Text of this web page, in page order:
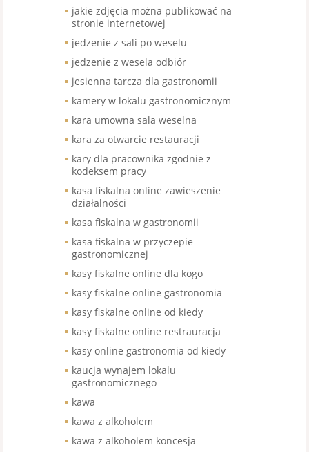
jakie zdjęcia można publikować na
stronie internetowej
jedzenie z sali po weselu
jedzenie z wesela odbiór
jesienna tarcza dla gastronomii
kamery w lokalu gastronomicznym
kara umowna sala weselna
kara za otwarcie restauracji
kary dla pracownika zgodnie z
kodeksem pracy
kasa fiskalna online zawieszenie
działalności
kasa fiskalna w gastronomii
kasa fiskalna w przyczepie
gastronomicznej
kasy fiskalne online dla kogo
kasy fiskalne online gastronomia
kasy fiskalne online od kiedy
kasy fiskalne online restrauracja
kasy online gastronomia od kiedy
kaucja wynajem lokalu
gastronomicznego
kawa
kawa z alkoholem
kawa z alkoholem koncesja